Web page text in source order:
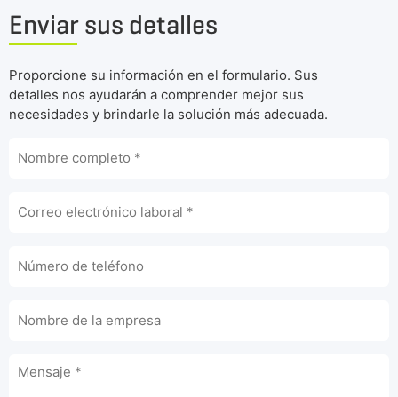
Enviar sus detalles
Proporcione su información en el formulario. Sus
detalles nos ayudarán a comprender mejor sus
necesidades y brindarle la solución más adecuada.